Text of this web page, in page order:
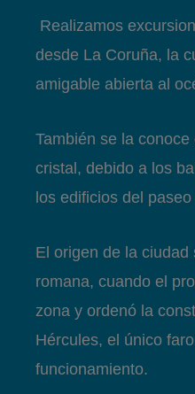
Realizamos
desde La Coruña, la
amigable abierta al
También se la conoce
cristal, debido a los
los edificios del
El origen de la
romana, cuando el
zona y ordenó la
Hércules, el único
funcionamiento.